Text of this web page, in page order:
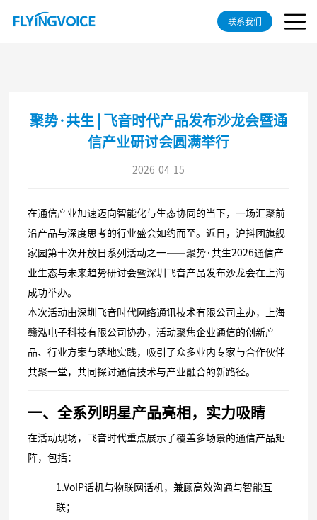
联系我们
聚势·共生 | 飞音时代产品发布沙龙会暨通
信产业研讨会圆满举行
2026-04-15
在通信产业加速迈向智能化与生态协同的当下，一场汇聚前
沿产品与深度思考的行业盛会如约而至。近日，沪抖团旗舰
家园第十次开放日系列活动之一——聚势·共生2026通信产
业生态与未来趋势研讨会暨深圳飞音产品发布沙龙会在上海
成功举办。
本次活动由深圳飞音时代网络通讯技术有限公司主办，上海
赣泓电子科技有限公司协办，活动聚焦企业通信的创新产
品、行业方案与落地实践，吸引了众多业内专家与合作伙伴
共聚一堂，共同探讨通信技术与产业融合的新路径。
一、全系列明星产品亮相，实力吸睛
在活动现场，飞音时代重点展示了覆盖多场景的通信产品矩
阵，包括：
1.VoIP话机与物联网话机，兼顾高效沟通与智能互
联；